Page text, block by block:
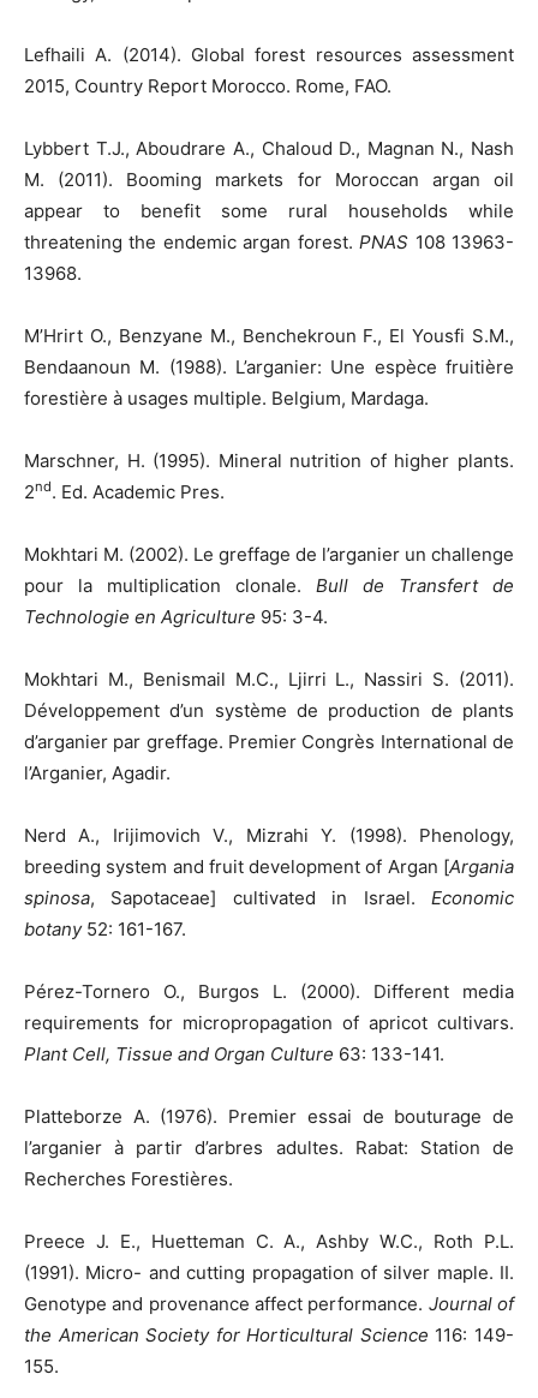
Lefhaili A. (2014). Global forest resources assessment
2015, Country Report Morocco. Rome, FAO.
Lybbert T.J., Aboudrare A., Chaloud D., Magnan N., Nash
M. (2011). Booming markets for Moroccan argan oil
appear to benefit some rural households while
threatening the endemic argan forest.PNAS 108 13963-
13968.
M’Hrirt O., Benzyane M., Benchekroun F., El Yousfi S.M.,
Bendaanoun M. (1988). L’arganier: Une espèce fruitière
forestière à usages multiple. Belgium, Mardaga.
Marschner, H. (1995). Mineral nutrition of higher plants.
2nd. Ed. Academic Pres.
Mokhtari M. (2002). Le greffage de l’arganier un challenge
pour la multiplication clonale. Bull de Transfert de
Technologie en Agriculture 95: 3-4.
Mokhtari M., Benismail M.C., Ljirri L., Nassiri S. (2011).
Développement d’un système de production de plants
d’arganier par greffage. Premier Congrès International de
l’Arganier, Agadir.
Nerd A., Irijimovich V., Mizrahi Y. (1998). Phenology,
breeding system and fruit development of Argan [Argania
spinosa, Sapotaceae] cultivated in Israel. Economic
botany52: 161-167.
Pérez-Tornero O., Burgos L. (2000). Different media
requirements for micropropagation of apricot cultivars.
Plant Cell, Tissue and Organ Culture 63: 133-141.
Platteborze A. (1976). Premier essai de bouturage de
l’arganier à partir d’arbres adultes. Rabat: Station de
Recherches Forestières.
Preece J. E., Huetteman C. A., Ashby W.C., Roth P.L.
(1991). Micro- and cutting propagation of silver maple. II.
Genotype and provenance affect performance. Journal of
the American Society for Horticultural Science 116: 149-
155.